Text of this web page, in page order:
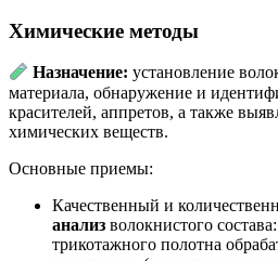
Химические методы
Назначение: установление
материала, обнаружение и
красителей, аппретов, а также
химических веществ.
Основные приемы:
Качественный и
анализ волокнистого
трикотажного полотна